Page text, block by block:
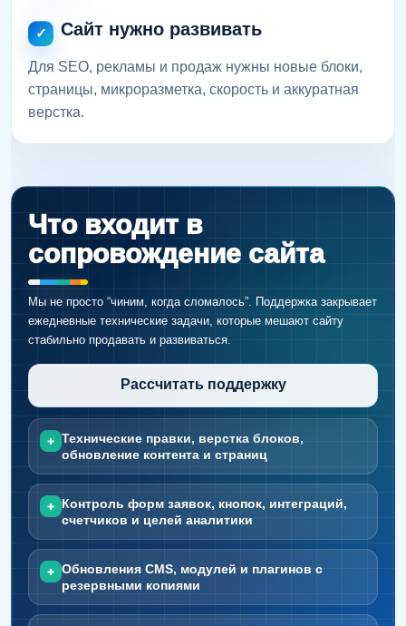
Сайт нужно развивать
Для SEO, рекламы и продаж нужны новые блоки,
страницы, микроразметка, скорость и аккуратная
верстка.
Что входит в
сопровождение сайта
Мы не просто “чиним, когда сломалось”. Поддержка закрывает
ежедневные технические задачи, которые мешают сайту
стабильно продавать и развиваться.
Рассчитать поддержку
+ Технические правки, верстка блоков,
обновление контента и страниц
+ Контроль форм заявок, кнопок, интеграций,
счетчиков и целей аналитики
+ Обновления CMS, модулей и плагинов с
резервными копиями